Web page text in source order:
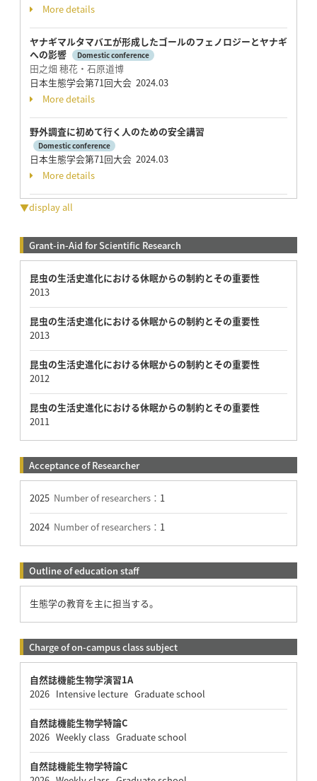
More details
ヤナギマルタマバエが形成したゴールのフェノロジーとヤナギ
への影響
Domestic conference
田之畑 穂花・石原道博
日本生態学会第71回大会 2024.03
More details
野外調査に初めて行く人のための安全講習
Domestic conference
日本生態学会第71回大会 2024.03
More details
▼display all
Grant-in-Aid for Scientific Research
昆虫の生活史進化における休眠からの制約とその重要性
2013
昆虫の生活史進化における休眠からの制約とその重要性
2013
昆虫の生活史進化における休眠からの制約とその重要性
2012
昆虫の生活史進化における休眠からの制約とその重要性
2011
Acceptance of Researcher
2025 Number of researchers： 1
2024 Number of researchers： 1
Outline of education staff
生態学の教育を主に担当する。
Charge of on-campus class subject
自然誌機能生物学演習1A
2026 Intensive lecture Graduate school
自然誌機能生物学特論C
2026 Weekly class Graduate school
自然誌機能生物学特論C